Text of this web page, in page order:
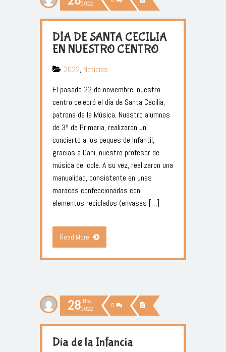
2022
DÍA DE SANTA CECILIA
EN NUESTRO CENTRO
2022, Noticias
El pasado 22 de noviembre, nuestro
centro celebró el día de Santa Cecilia,
patrona de la Música. Nuestro alumnos
de 3º de Primaria, realizaron un
concierto a los peques de Infantil,
gracias a Dani, nuestro profesor de
música del cole. A su vez, realizaron una
manualidad, consistente en unas
maracas confeccionadas con
elementos reciclados (envases […]
Read More
28 Nov
2022
0
Día de la Infancia